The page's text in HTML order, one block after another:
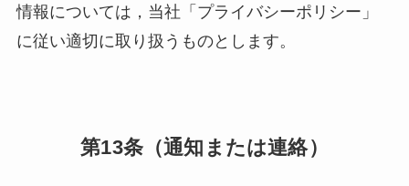
情報については，当社「プライバシーポリシー」
に従い適切に取り扱うものとします。
第13条（通知または連絡）